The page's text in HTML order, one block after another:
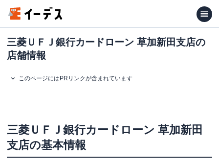
三菱ＵＦＪ銀行カードローン 草加新田支店の
店舗情報
このページにはPRリンクが含まれています
三菱ＵＦＪ銀行カードローン 草加新田
支店の基本情報